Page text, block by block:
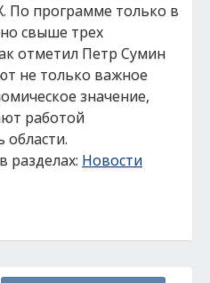
программе только в
свыше трех
отметил Петр Сумин
не только важное
значение,
работой
области.
разделах: Новости